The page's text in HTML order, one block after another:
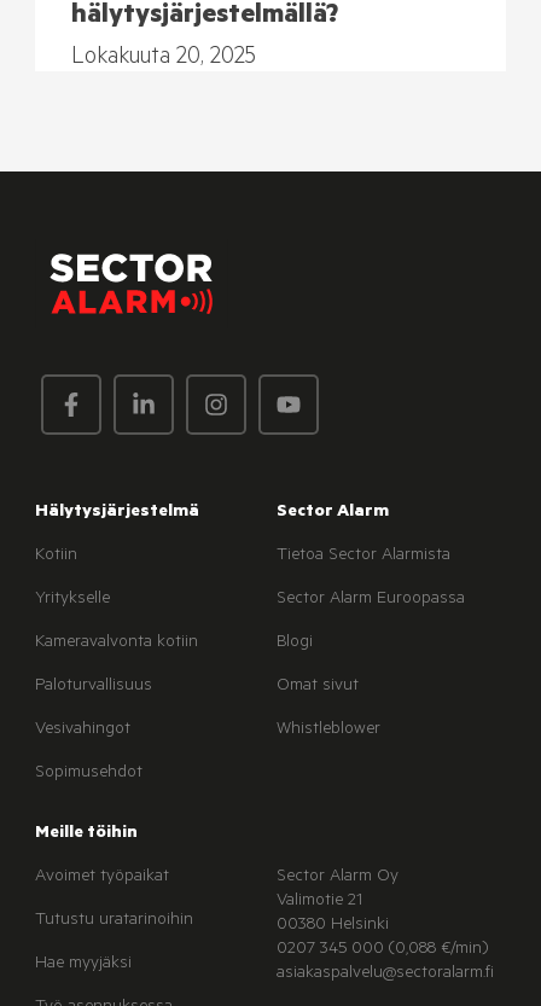
hälytysjärjestelmällä?
Lokakuuta 20, 2025
Hälytysjärjestelmä
Kotiin
Yritykselle
Kameravalvonta kotiin
Paloturvallisuus
Vesivahingot
Sopimusehdot
Sector Alarm
Tietoa Sector Alarmista
Sector Alarm Euroopassa
Blogi
Omat sivut
Whistleblower
Meille töihin
Avoimet työpaikat
Tutustu uratarinoihin
Hae myyjäksi
Sector Alarm Oy
Valimotie 21
00380 Helsinki
0207 345 000 (0,088 €/min)
asiakaspalvelu@sectoralarm.fi